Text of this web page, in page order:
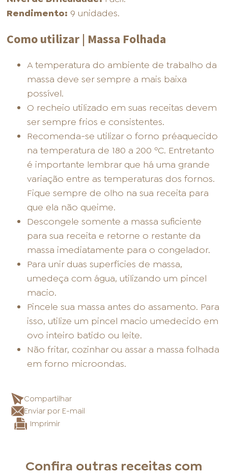
Rendimento: 9 unidades.
Como utilizar | Massa Folhada
A temperatura do ambiente de trabalho da
massa deve ser sempre a mais baixa
possível.
O recheio utilizado em suas receitas devem
ser sempre frios e consistentes.
Recomenda-se utilizar o forno préaquecido
na temperatura de 180 a 200 ºC. Entretanto
é importante lembrar que há uma grande
variação entre as temperaturas dos fornos.
Fique sempre de olho na sua receita para
que ela não queime.
Descongele somente a massa suficiente
para sua receita e retorne o restante da
massa imediatamente para o congelador.
Para unir duas superfícies de massa,
umedeça com água, utilizando um pincel
macio.
Pincele sua massa antes do assamento. Para
isso, utilize um pincel macio umedecido em
ovo inteiro batido ou leite.
Não fritar, cozinhar ou assar a massa folhada
em forno microondas.
Compartilhar
Enviar por E-mail
Imprimir
Confira outras receitas com